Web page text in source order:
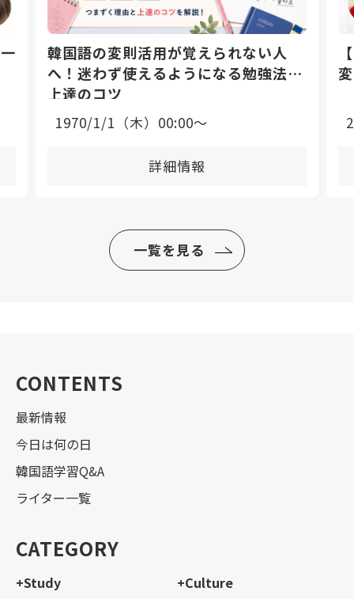
韓国語の変則活用が覚えられない人
へ！迷わず使えるようになる勉強法と
上達のコツ
1970/1/1（木）00:00〜
詳細情報
一覧を見る
CONTENTS
最新情報
今日は何の日
韓国語学習Q&A
ライター一覧
CATEGORY
+Study
+Culture